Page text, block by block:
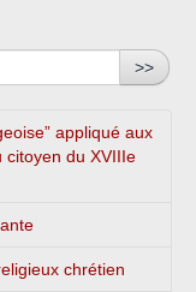
>>
appliqué aux
citoyen du XVIIIe
chrétien